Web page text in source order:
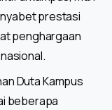
prestasi
penghargaan
Duta Kampus
beberapa